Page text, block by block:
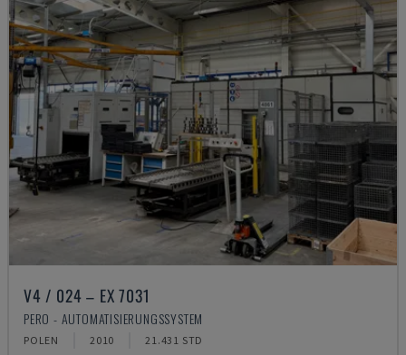
V4 / 024 – EX 7031
PERO - AUTOMATISIERUNGSSYSTEM
POLEN 2010 21.431 STD